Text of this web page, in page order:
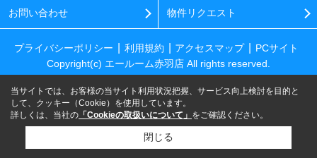
お問い合わせ 物件リクエスト
プライバシーポリシー 利用規約 アクセスマップ
PCサイト
Copyright(c) エールーム赤羽店 All rights reserved.
当サイトでは、お客様の当サイト利用状況把握、サービス向上検討を目的と
して、クッキー（Cookie）を使用しています。
詳しくは、当社の 「Cookieの取扱いについて」 をご確認ください。
閉じる